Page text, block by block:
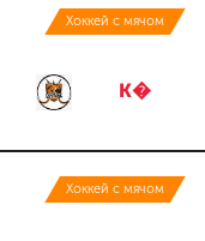
Хоккей с мячом
К�
Хоккей с мячом